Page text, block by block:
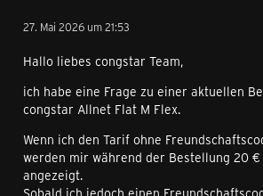
27. Mai 2026 um 21:53
Hallo liebes congstar Team,
ich habe eine Frage zu einer aktuellen
congstar Allnet Flat M Flex.
Wenn ich den Tarif ohne
werden mir während der Bestellung 20 €
angezeigt.